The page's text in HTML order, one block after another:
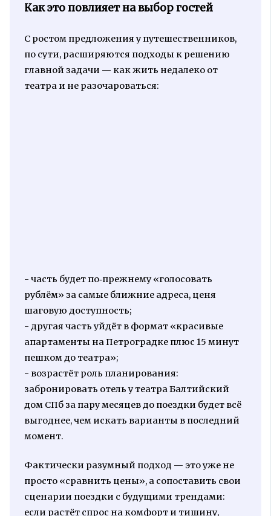
Как это повлияет на выбор гостей
С ростом предложения у путешественников,
по сути, расширяются подходы к решению
главной задачи — как жить недалеко от
театра и не разочароваться:
- часть будет по‑прежнему «голосовать
рублём» за самые ближние адреса, ценя
шаговую доступность;
- другая часть уйдёт в формат «красивые
апартаменты на Петроградке плюс 15 минут
пешком до театра»;
- возрастёт роль планирования:
забронировать отель у театра Балтийский
дом СПб за пару месяцев до поездки будет всё
выгоднее, чем искать варианты в последний
момент.
Фактически разумный подход — это уже не
просто «сравнить цены», а сопоставить свои
сценарии поездки с будущими трендами:
если растёт спрос на комфорт и тишину,